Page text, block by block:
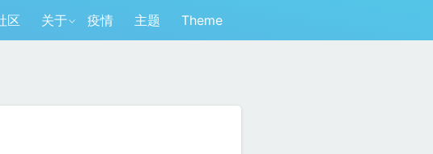
区 关于 疫情 主题 Theme